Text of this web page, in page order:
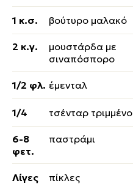
1 κ.σ. βούτυρο μαλακό
2 κ.γ.
μουστάρδα με
σιναπόσπορο
1/2 φλ. έμενταλ
1/4 τσένταρ τριμμένο
6-8
φετ.
παστράμι
Λίγες πίκλες